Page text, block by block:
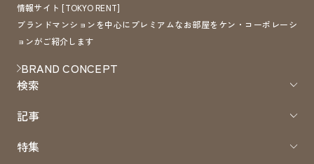
情報サイト [TOKYO RENT]
ブランドマンションを中心にプレミアムなお部屋をケン・コーポレーシ
ョンがご紹介します
BRAND CONCEPT
検索
記事
特集